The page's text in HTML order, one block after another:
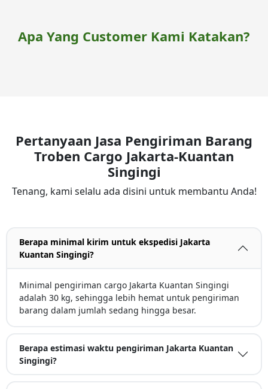
Apa Yang Customer Kami Katakan?
Pertanyaan Jasa Pengiriman Barang
Troben Cargo Jakarta-Kuantan
Singingi
Tenang, kami selalu ada disini untuk membantu Anda!
Berapa minimal kirim untuk ekspedisi Jakarta
Kuantan Singingi?
Minimal pengiriman cargo Jakarta Kuantan Singingi
adalah 30 kg, sehingga lebih hemat untuk pengiriman
barang dalam jumlah sedang hingga besar.
Berapa estimasi waktu pengiriman Jakarta Kuantan
Singingi?